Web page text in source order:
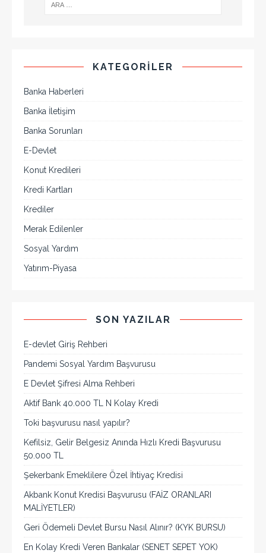
KATEGORILER
Banka Haberleri
Banka İletişim
Banka Sorunları
E-Devlet
Konut Kredileri
Kredi Kartları
Krediler
Merak Edilenler
Sosyal Yardım
Yatırım-Piyasa
SON YAZILAR
E-devlet Giriş Rehberi
Pandemi Sosyal Yardım Başvurusu
E Devlet Şifresi Alma Rehberi
Aktif Bank 40.000 TL N Kolay Kredi
Toki başvurusu nasıl yapılır?
Kefilsiz, Gelir Belgesiz Anında Hızlı Kredi Başvurusu
50.000 TL
Şekerbank Emeklilere Özel İhtiyaç Kredisi
Akbank Konut Kredisi Başvurusu (FAİZ ORANLARI
MALİYETLER)
Geri Ödemeli Devlet Bursu Nasıl Alınır? (KYK BURSU)
En Kolay Kredi Veren Bankalar (SENET SEPET YOK)